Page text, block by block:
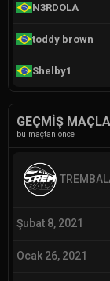
N3RDOLA
toddy brown
Shelby1
GEÇMIŞ
bu maçtan önce
Şubat 8, 2021
Ocak 26, 2021